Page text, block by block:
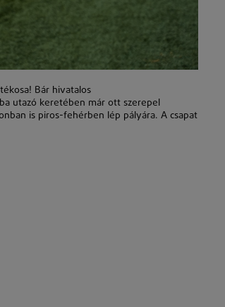
Bár hivatalos
utazó keretében már ott szerepel
is piros-fehérben lép pályára. A csapat